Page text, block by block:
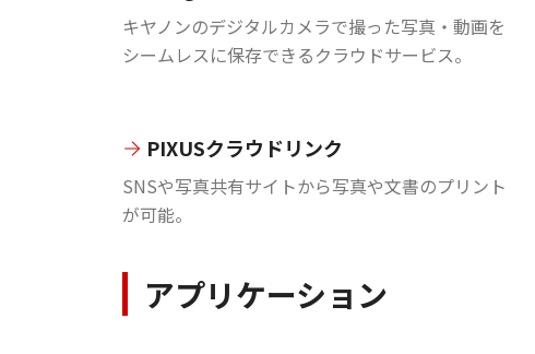
キヤノンのデジタルカメラで撮った写真・動画を
シームレスに保存できるクラウドサービス。
PIXUSクラウドリンク
SNSや写真共有サイトから写真や文書のプリント
が可能。
アプリケーション